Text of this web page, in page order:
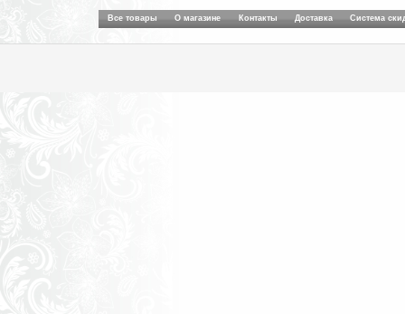
Все товары О магазине Контакты Доставка Система